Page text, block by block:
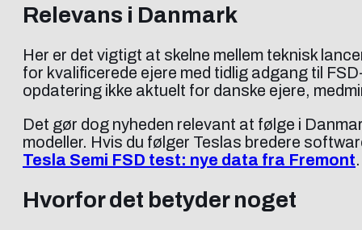
Relevans i Danmark
Her er det vigtigt at skelne mellem teknisk
for kvalificerede ejere med tidlig adgang til
opdatering ikke aktuelt for danske ejere,
Det gør dog nyheden relevant at følge i
modeller. Hvis du følger Teslas bredere
Tesla Semi FSD test: nye data fra Fremont.
Hvorfor det betyder noget